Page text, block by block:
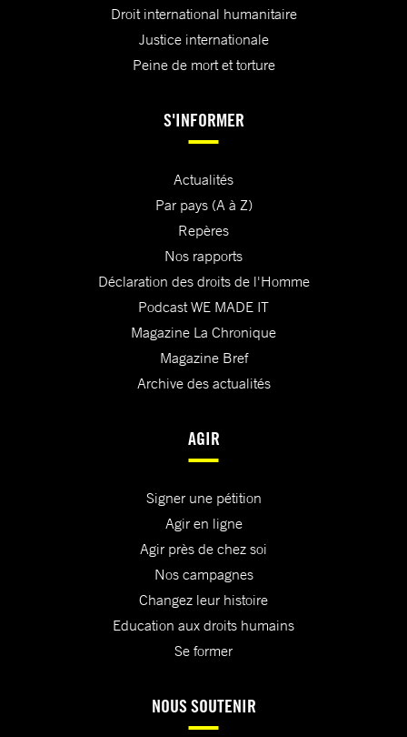
Droit international humanitaire
Justice internationale
Peine de mort et torture
S'INFORMER
Actualités
Par pays (A à Z)
Repères
Nos rapports
Déclaration des droits de l'Homme
Podcast WE MADE IT
Magazine La Chronique
Magazine Bref
Archive des actualités
AGIR
Signer une pétition
Agir en ligne
Agir près de chez soi
Nos campagnes
Changez leur histoire
Education aux droits humains
Se former
NOUS SOUTENIR